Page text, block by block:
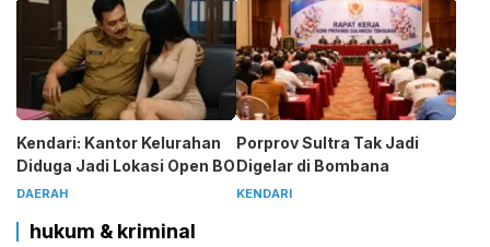
Kendari: Kantor Kelurahan
Diduga Jadi Lokasi Open BO
DAERAH
Porprov Sultra Tak Jadi
Digelar di Bombana
KENDARI
hukum & kriminal